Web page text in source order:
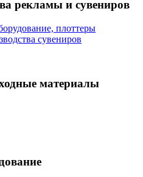
рекламы и сувениров
плоттеры
сувениров
материалы